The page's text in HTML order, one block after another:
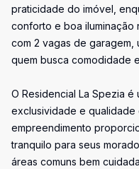
praticidade do imóvel,
conforto e boa iluminação
com 2 vagas de garagem,
quem busca comodidade
O Residencial La Spezia
exclusividade e qualidade
empreendimento
tranquilo para seus
áreas comuns bem